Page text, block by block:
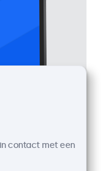
contact met een